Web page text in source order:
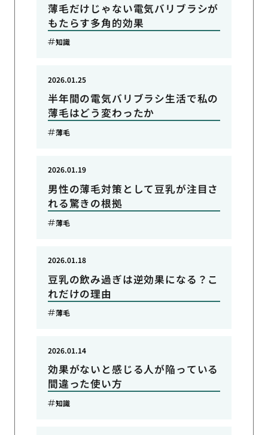
薄毛だけじゃない電気バリブラシが
もたらす多角的効果
知識
半年間の電気バリブラシ生活で私の
薄毛はどう変わったか
2026.01.25
薄毛
男性の薄毛対策として豆乳が注目さ
れる驚きの根拠
2026.01.19
薄毛
豆乳の飲み過ぎは逆効果になる？こ
れだけの理由
2026.01.18
薄毛
効果がないと感じる人が陥っている
間違った使い方
2026.01.14
知識